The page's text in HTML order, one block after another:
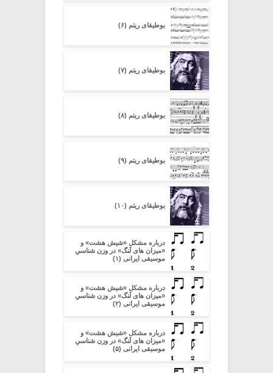
بوطیقای ریتم (۶)
بوطیقای ریتم (۷)
بوطیقای ریتم (۸)
بوطیقای ریتم (۹)
بوطیقای ریتم (۱۰)
درباره مشکل «شیش هشت» و
«میزان های لَنگ» در وزن شناسیِ
موسیقی ایرانی (۱)
درباره مشکل «شیش هشت» و
«میزان های لَنگ» در وزن شناسیِ
موسیقی ایرانی (۲)
درباره مشکل «شیش هشت» و
«میزان های لَنگ» در وزن شناسیِ
موسیقی ایرانی (۵)